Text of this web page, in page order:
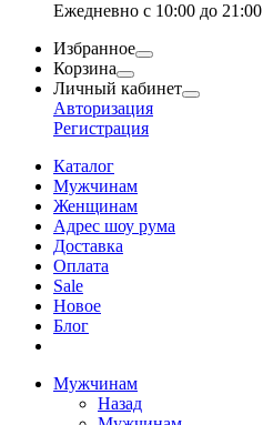
Ежедневно с 10:00 до 21:00
Избранное
Корзина
Личный кабинет
Авторизация
Регистрация
Каталог
Мужчинам
Женщинам
Адрес шоу рума
Доставка
Оплата
Sale
Новое
Блог
Мужчинам
Назад